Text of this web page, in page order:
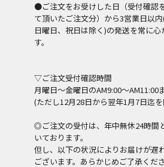
●ご注文をお受けした日（受付確認
て頂いたご注文分）から3営業日以内(
日曜日、祝日は除く)の発送を常に心
す。
▽ご注文受付確認時間
月曜日～金曜日のAM9:00～AM11:00
(ただし12月28日から翌年1月7日迄
◎ご注文の受付は、年中無休24時間
いております。
但し、以下の状況によりお届けが遅
ございます。あらかじめご了承くださ